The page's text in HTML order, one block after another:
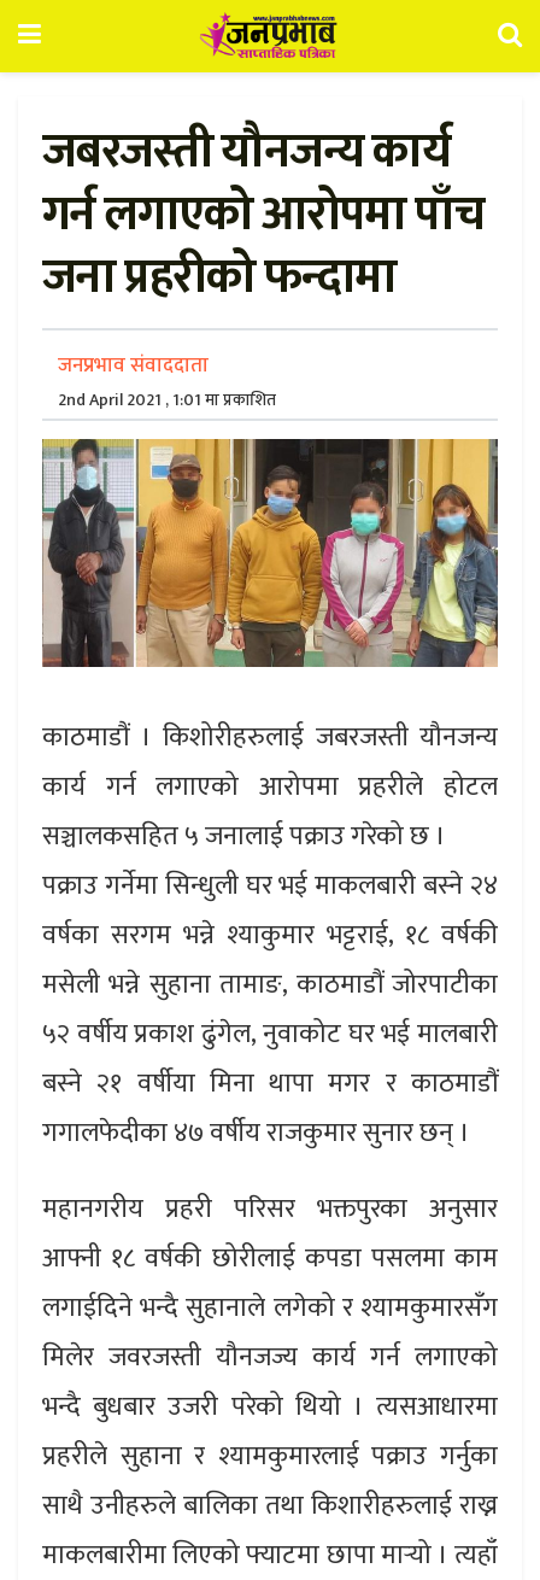
जबरजस्ती यौनजन्य कार्य
गर्न लगाएको आरोपमा पाँच
जना प्रहरीको फन्दामा
जनप्रभाव संवाददाता
2nd April 2021 , 1:01 मा प्रकाशित
काठमाडौं । किशोरीहरुलाई जबरजस्ती यौनजन्य
कार्य गर्न लगाएको आरोपमा प्रहरीले होटल
सञ्चालकसहित ५ जनालाई पक्राउ गरेको छ ।
पक्राउ गर्नेमा सिन्धुली घर भई माकलबारी बस्ने २४
वर्षका सरगम भन्ने श्याकुमार भट्टराई, १८ वर्षकी
मसेली भन्ने सुहाना तामाङ, काठमाडौं जोरपाटीका
५२ वर्षीय प्रकाश ढुंगेल, नुवाकोट घर भई मालबारी
बस्ने २१ वर्षीया मिना थापा मगर र काठमाडौं
गगालफेदीका ४७ वर्षीय राजकुमार सुनार छन् ।
महानगरीय प्रहरी परिसर भक्तपुरका अनुसार
आफ्नी १८ वर्षकी छोरीलाई कपडा पसलमा काम
लगाईदिने भन्दै सुहानाले लगेको र श्यामकुमारसँग
मिलेर जवरजस्ती यौनजज्य कार्य गर्न लगाएको
भन्दै बुधबार उजरी परेको थियो । त्यसआधारमा
प्रहरीले सुहाना र श्यामकुमारलाई पक्राउ गर्नुका
साथै उनीहरुले बालिका तथा किशारीहरुलाई राख्न
माकलबारीमा लिएको फ्याटमा छापा मार्‍यो । त्यहाँ